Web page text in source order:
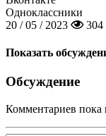
Одноклассники
20 / 05 / 2023
304
Показать
Обсуждение
Комментариев пока